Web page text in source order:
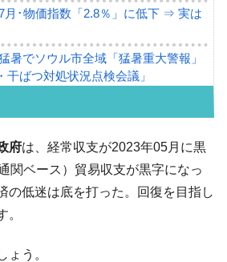
月･物価指数「2.8％」に低下 ⇒ 実は
暑でソウル市全域「猛暑重大警報」
ばつ対処状況点検会議」
ほぼ半分「71台」しか売れなかっ
信用赦免を何回やっても、何回やっ
専用砲弾･装薬自動供給装甲車両･珍
府は、経常収支が2023年05月に黒
関ベース）貿易収支が黒字になっ
の低迷は底を打った。回復を目指し
。
ょう。